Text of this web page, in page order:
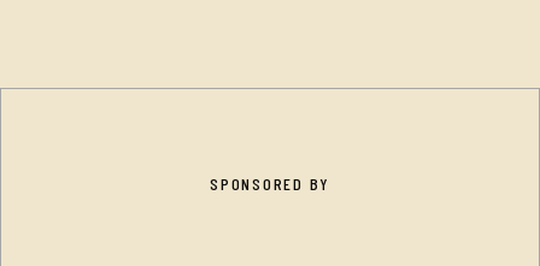
SPONSORED BY